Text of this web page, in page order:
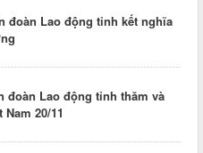
đoàn Lao động tỉnh kết nghĩa
đoàn Lao động tỉnh thăm và
20/11